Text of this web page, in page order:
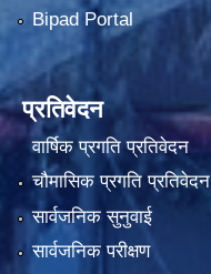
Bipad Portal
प्रतिवेदन
वार्षिक प्रगति प्रतिवेदन
चौमासिक प्रगति प्रतिवेदन
सार्वजनिक सुनुवाई
सार्वजनिक परीक्षण